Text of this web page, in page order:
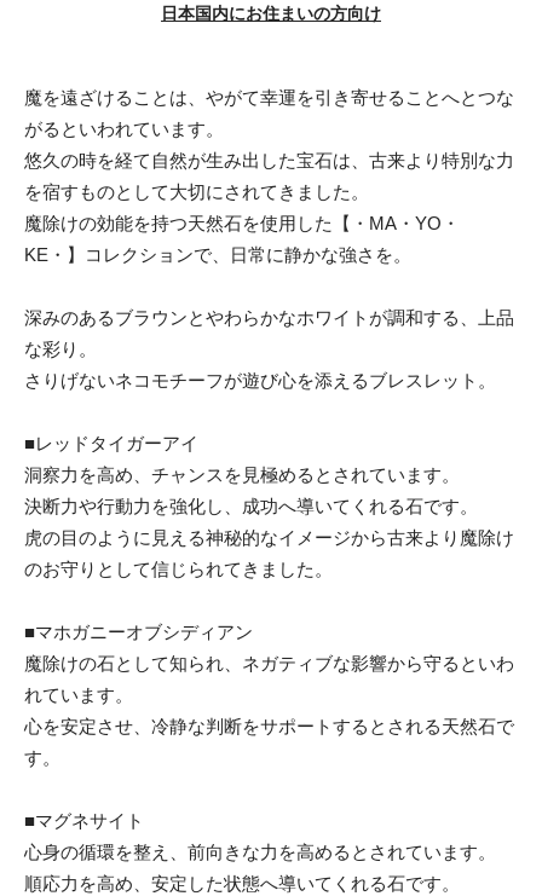
日本国内にお住まいの方向け
魔を遠ざけることは、やがて幸運を引き寄せることへとつな
がるといわれています。
悠久の時を経て自然が生み出した宝石は、古来より特別な力
を宿すものとして大切にされてきました。
魔除けの効能を持つ天然石を使用した【・MA・YO・
KE・】コレクションで、日常に静かな強さを。
深みのあるブラウンとやわらかなホワイトが調和する、上品
な彩り。
さりげないネコモチーフが遊び心を添えるブレスレット。
■レッドタイガーアイ
洞察力を高め、チャンスを見極めるとされています。
決断力や行動力を強化し、成功へ導いてくれる石です。
虎の目のように見える神秘的なイメージから古来より魔除け
のお守りとして信じられてきました。
■マホガニーオブシディアン
魔除けの石として知られ、ネガティブな影響から守るといわ
れています。
心を安定させ、冷静な判断をサポートするとされる天然石で
す。
■マグネサイト
心身の循環を整え、前向きな力を高めるとされています。
順応力を高め、安定した状態へ導いてくれる石です。